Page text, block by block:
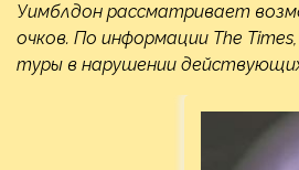
Уимблдон рассматривает
очков. По информации The
туры в нарушении